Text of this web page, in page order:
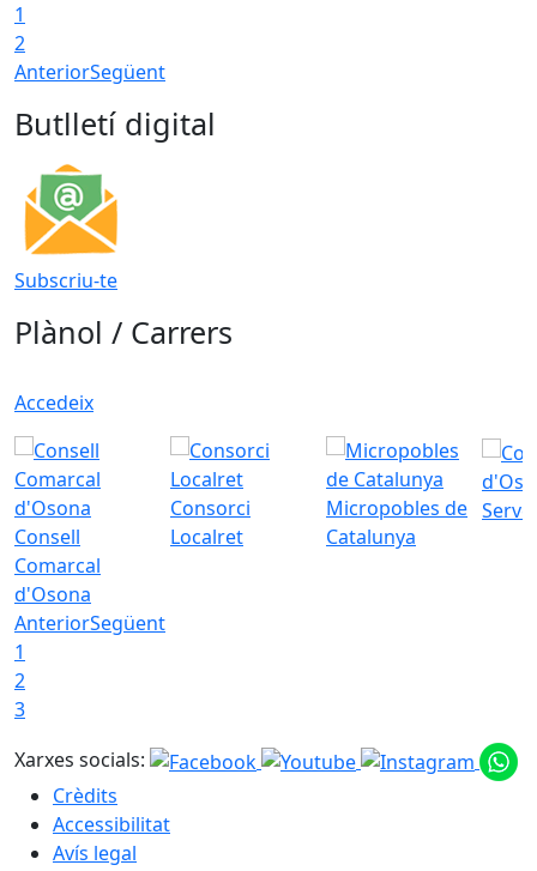
1
2
AnteriorSegüent
Butlletí digital
Subscriu-te
Plànol / Carrers
Accedeix
Consell
Comarcal
d'Osona
Consorci
Localret
Micropobles de
Catalunya
AnteriorSegüent
1
2
3
Xarxes socials:
Crèdits
Accessibilitat
Avís legal